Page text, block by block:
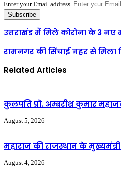
Enter your Email address
उत्तराखंड में मिले कोरोना के 3 नए
रामनगर की सिंचाई नहर से मिला
Related Articles
कुलपति प्रो. अम्बरीश कुमार
August 5, 2026
महाराज की राजस्थान के मुख्यमंत्री
August 4, 2026